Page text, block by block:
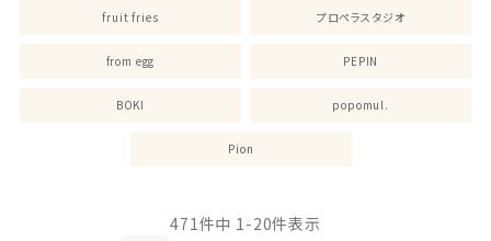
fruit fries プロペラスタジオ
from egg PEPIN
BOKI popomul.
Pion
471件中 1-20件表示